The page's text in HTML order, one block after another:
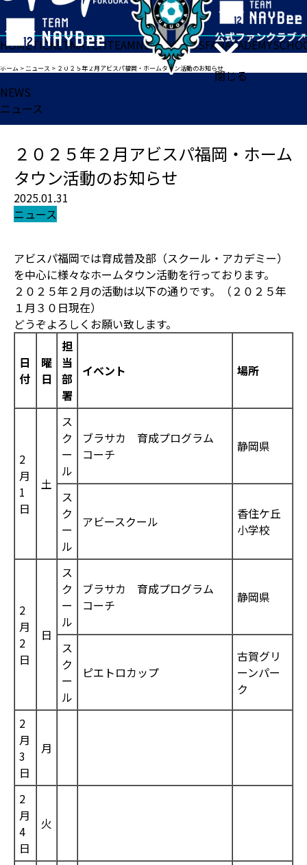
閉じる
HOMETICKETMATCHTEAMNEWSGOODSFANACADEMY
ホーム >ニュース > ２０２５年２月アビスパ福岡・ホームタウン活動のお知らせ
NEWS
ニュース
２０２５年２月アビスパ福岡・ホーム
タウン活動のお知らせ
2025.01.31
ニュース
アビスパ福岡では育成普及部（スクール・アカデミー）
を中心に様々なホームタウン活動を行っております。
２０２５年２月の活動は以下の通りです。（２０２５年
１月３０日現在）
どうぞよろしくお願い致します。
日
付
曜
日
担
当
部
署
イベント 場所
2
月
1
日
土
ス
ク
ー
ル
ブラサカ 育成プログラム
コーチ
静岡県
ス
ク
ー
ル
アビースクール
香住ケ丘
小学校
2
月
2
日
日
ス
ク
ー
ル
ブラサカ 育成プログラム
コーチ
静岡県
ス
ク
ー
ル
ピエトロカップ
古賀グリ
ーンパー
ク
2
月
3
日
月
2
月
4
日
火